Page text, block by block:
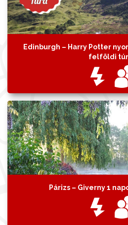
Edinburgh – Harry Potter
felföldi
Párizs – Giverny 1